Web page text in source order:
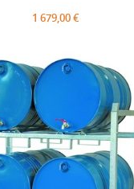
1 679,00 €